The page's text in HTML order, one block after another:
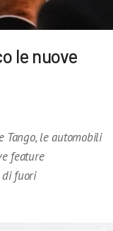
le nuove
Tango, le automobili
feature
di fuori